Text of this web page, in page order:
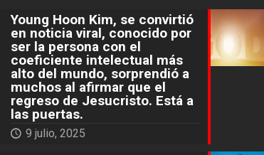
Young Hoon Kim, se convirtió
en noticia viral, conocido por
ser la persona con el
coeficiente intelectual más
alto del mundo, sorprendió a
muchos al afirmar que el
regreso de Jesucristo. Está a
las puertas.
9 julio, 2025